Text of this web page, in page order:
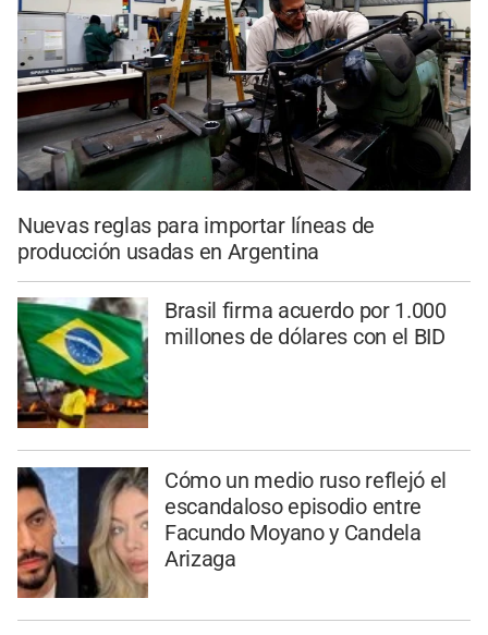
Nuevas reglas para importar líneas de
producción usadas en Argentina
Brasil firma acuerdo por 1.000
millones de dólares con el BID
Cómo un medio ruso reflejó el
escandaloso episodio entre
Facundo Moyano y Candela
Arizaga